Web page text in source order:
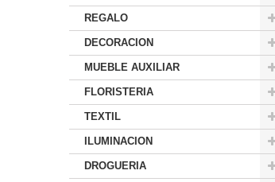
REGALO
DECORACION
MUEBLE AUXILIAR
FLORISTERIA
TEXTIL
ILUMINACION
DROGUERIA